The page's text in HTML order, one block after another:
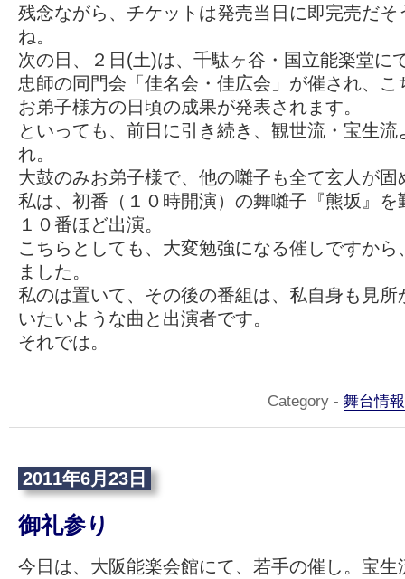
残念ながら、チケットは発売当日に即完売だそ
ね。
次の日、２日(土)は、千駄ヶ谷・国立能楽堂に
忠師の同門会「佳名会・佳広会」が催され、こ
お弟子様方の日頃の成果が発表されます。
といっても、前日に引き続き、観世流・宝生
れ。
大鼓のみお弟子様で、他の囃子も全て玄人が固
私は、初番（１０時開演）の舞囃子『熊坂』を
１０番ほど出演。
こちらとしても、大変勉強になる催しですか
ました。
私のは置いて、その後の番組は、私自身も見所
いたいような曲と出演者です。
それでは。
Category - 舞台情報
2011年6月23日
御礼参り
今日は、大阪能楽会館にて、若手の催し。宝生